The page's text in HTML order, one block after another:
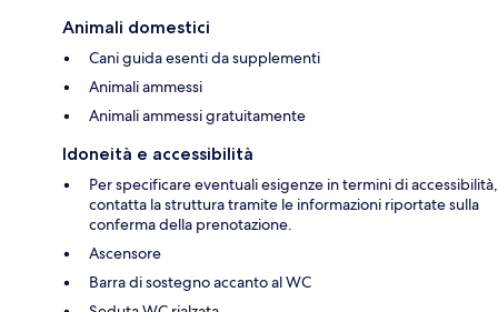
Animali domestici
Cani guida esenti da supplementi
Animali ammessi
Animali ammessi gratuitamente
Idoneità e accessibilità
Per specificare eventuali esigenze in termini di accessibilità,
contatta la struttura tramite le informazioni riportate sulla
conferma della prenotazione.
Ascensore
Barra di sostegno accanto al WC